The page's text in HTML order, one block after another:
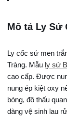
Mô tả Ly Sứ
Ly cốc sứ men
Tràng. Mẫu ly sứ
cao cấp. Được
nung ép kiệt oxy
bóng, độ thấu
dàng vệ sinh lau